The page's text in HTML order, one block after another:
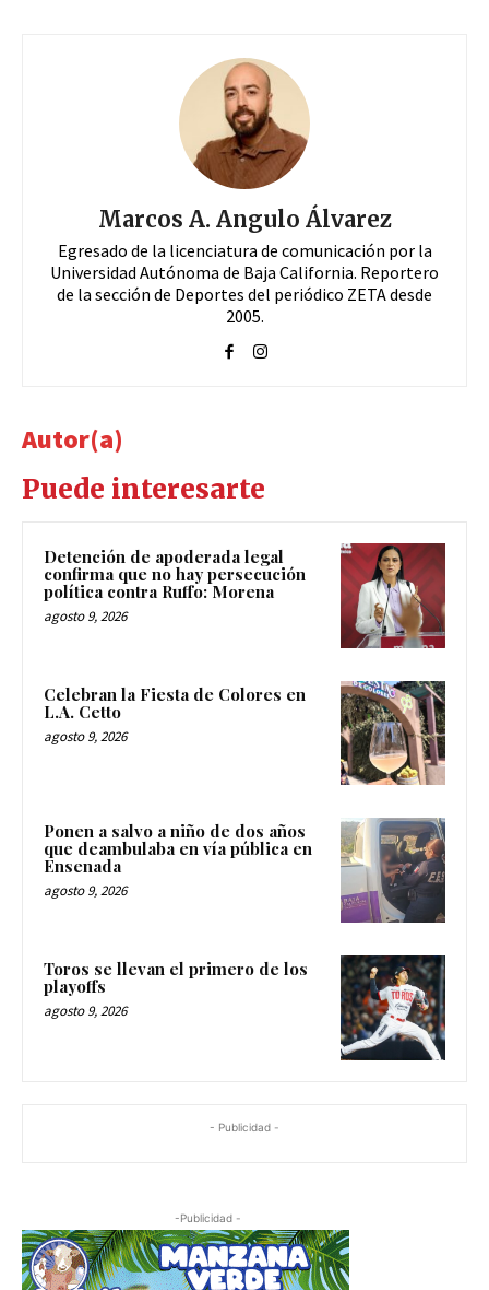
Marcos A. Angulo Álvarez
Egresado de la licenciatura de comunicación por la
Universidad Autónoma de Baja California. Reportero
de la sección de Deportes del periódico ZETA desde
2005.
Autor(a)
Puede interesarte
Detención de apoderada legal
confirma que no hay persecución
política contra Ruffo: Morena
agosto 9, 2026
Celebran la Fiesta de Colores en
L.A. Cetto
agosto 9, 2026
Ponen a salvo a niño de dos años
que deambulaba en vía pública en
Ensenada
agosto 9, 2026
Toros se llevan el primero de los
playoffs
agosto 9, 2026
- Publicidad -
-Publicidad -